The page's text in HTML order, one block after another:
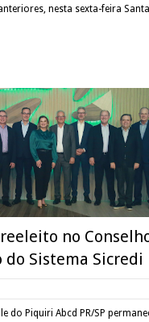
nesta sexta-feira
no
Sistema Sicredi
do Piquiri Abcd PR/SP